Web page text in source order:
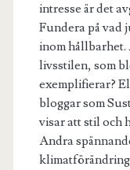
intresse är det
Fundera på vad
inom hållbarhet.
livsstilen, som
exemplifierar?
bloggar som
visar att stil och
Andra